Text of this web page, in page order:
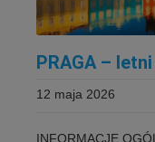
PRAGA –
12 maja 2026
INFORMACJE